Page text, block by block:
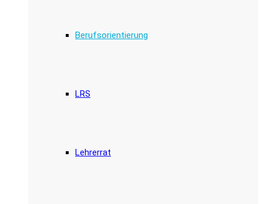
Berufsorientierung
LRS
Lehrerrat